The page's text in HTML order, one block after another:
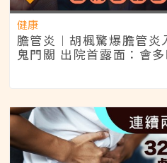
健康
膽管炎︱胡楓驚爆膽管
鬼門關 出院首露面：會